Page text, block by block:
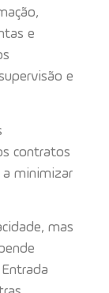
e
e
contratos
minimizar
mas